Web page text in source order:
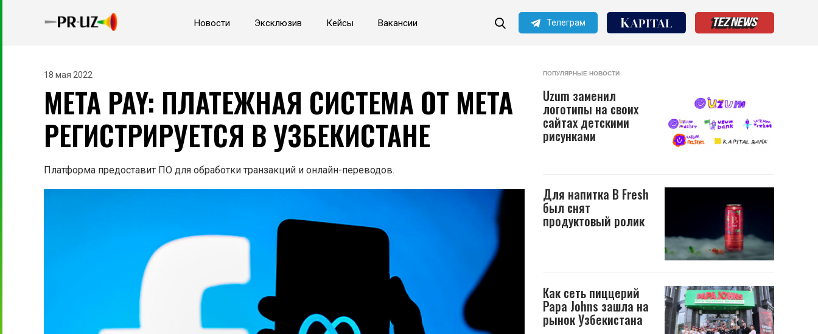
Новости Эксклюзив Кейсы Вакансии Телеграм
18 мая 2022
META PAY: ПЛАТЕЖНАЯ СИСТЕМА ОТ META
РЕГИСТРИРУЕТСЯ В УЗБЕКИСТАНЕ
Платформа предоставит ПО для обработки транзакций и онлайн-переводов.
ПОПУЛЯРНЫЕ НОВОСТИ
Uzum заменил
логотипы на своих
сайтах детскими
рисунками
Для напитка B Fresh
был снят
продуктовый ролик
Как сеть пиццерий
Papa Johns зашла на
рынок Узбекистана